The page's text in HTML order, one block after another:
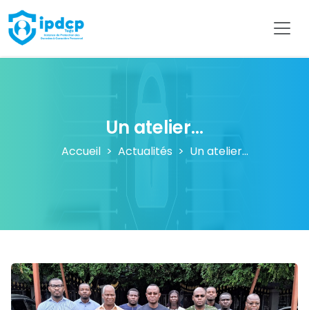
IPDCP
Un atelier...
Accueil Actualités Un atelier...